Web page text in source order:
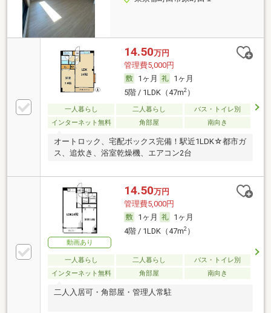
14.50万円
管理費5,000円
1ヶ月
1ヶ月
5階 / 1LDK（47m2）
一人暮らし 二人暮らし
バス・トイレ別
インターネット無料
角部屋 南向き
オートロック、宅配ボックス完備！駅近1LDK☆都市ガ
ス、追炊き、浴室乾燥機、エアコン2台
動画あり
14.50万円
管理費5,000円
1ヶ月
1ヶ月
4階 / 1LDK（47m2）
一人暮らし 二人暮らし
バス・トイレ別
インターネット無料
角部屋 南向き
二人入居可・角部屋・管理人常駐